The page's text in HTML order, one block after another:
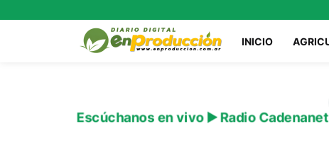
INICIO
Escúchanos en vivo ▶️ Radio Cadenanet